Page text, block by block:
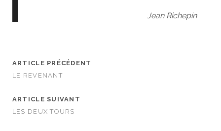
Jean Richepin
ARTICLE PRÉCÉDENT
LE REVENANT
ARTICLE SUIVANT
LES DEUX TOURS